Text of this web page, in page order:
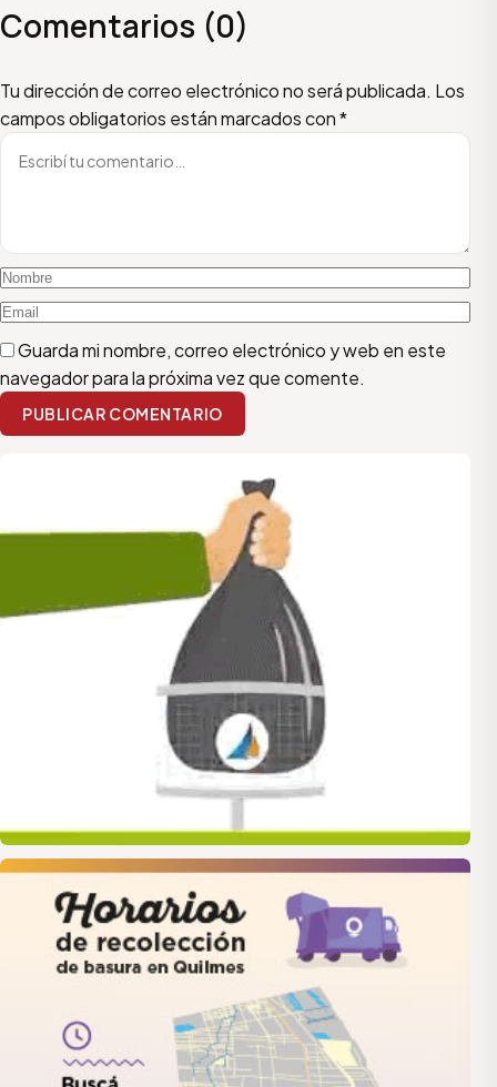
Comentarios (0)
Tu dirección de correo electrónico no será publicada. Los
campos obligatorios están marcados con*
Escribí tu comentario
Nombre
Email
Guarda mi nombre, correo electrónico y web en este
navegador para la próxima vez que comente.
PUBLICAR COMENTARIO
quilmes